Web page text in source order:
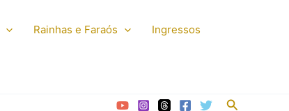
Rainhas e Faraós Ingressos
Pesquisar